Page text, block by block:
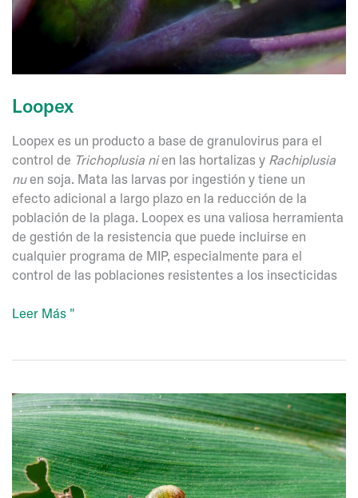
Loopex
Loopex es un producto a base de granulovirus para el
control de Trichoplusia nien las hortalizas y Rachiplusia
nuen soja. Mata las larvas por ingestión y tiene un
efecto adicional a largo plazo en la reducción de la
población de la plaga. Loopex es una valiosa herramienta
de gestión de la resistencia que puede incluirse en
cualquier programa de MIP, especialmente para el
control de las poblaciones resistentes a los insecticidas
Loopex
Leer Más "